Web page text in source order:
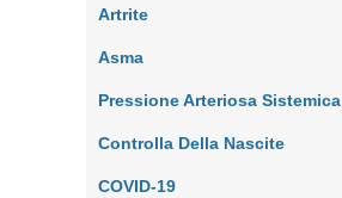
Artrite
Asma
Pressione Arteriosa Sistemica
Controlla Della Nascite
COVID-19